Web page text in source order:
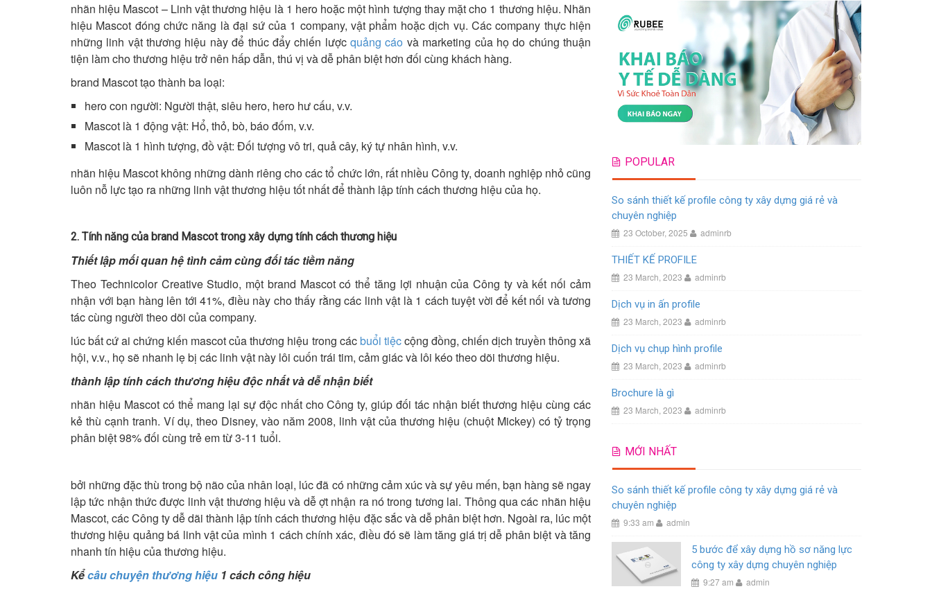
nhãn hiệu Mascot – Linh vật thương hiệu là 1 hero hoặc một hình tượng thay mặt cho 1 thương hiệu. Nhãn
hiệu Mascot đóng chức năng là đại sứ của 1 company, vật phẩm hoặc dịch vụ. Các company thực hiện
những linh vật thương hiệu này để thúc đẩy chiến lượcquảng cáo và marketing của họ do chúng thuận
tiện làm cho thương hiệu trở nên hấp dẫn, thú vị và dễ phân biệt hơn đối cùng khách hàng.
brand Mascot tạo thành ba loại:
hero con người: Người thật, siêu hero, hero hư cấu, v.v.
Mascot là 1 động vật: Hổ, thỏ, bò, báo đốm, v.v.
Mascot là 1 hình tượng, đồ vật: Đối tượng vô tri, quả cây, ký tự nhân hình, v.v.
nhãn hiệu Mascot không những dành riêng cho các tổ chức lớn, rất nhiều Công ty, doanh nghiệp nhỏ cũng
luôn nỗ lực tạo ra những linh vật thương hiệu tốt nhất để thành lập tính cách thương hiệu của họ.
2. Tính năng của brand Mascot trong xây dựng tính cách thương hiệu
Thiết lập mối quan hệ tình cảm cùng đối tác tiềm năng
Theo Technicolor Creative Studio, một brand Mascot có thể tăng lợi nhuận của Công ty và kết nối cảm
nhận với bạn hàng lên tới 41%, điều này cho thấy rằng các linh vật là 1 cách tuyệt vời để kết nối và tương
tác cùng người theo dõi của company.
lúc bất cứ ai chứng kiến mascot của thương hiệu trong cácbuổi tiệccộng đồng, chiến dịch truyền thông xã
hội, v.v., họ sẽ nhanh lẹ bị các linh vật này lôi cuốn trái tim, cảm giác và lôi kéo theo dõi thương hiệu.
thành lập tính cách thương hiệu độc nhất và dễ nhận biết
nhãn hiệu Mascot có thể mang lại sự độc nhất cho Công ty, giúp đối tác nhận biết thương hiệu cùng các
kẻ thù cạnh tranh. Ví dụ, theo Disney, vào năm 2008, linh vật của thương hiệu (chuột Mickey) có tỷ trọng
phân biệt 98% đối cùng trẻ em từ 3-11 tuổi.
bởi những đặc thù trong bộ não của nhân loại, lúc đã có những cảm xúc và sự yêu mến, bạn hàng sẽ ngay
lập tức nhận thức được linh vật thương hiệu và dễ ợt nhận ra nó trong tương lai. Thông qua các nhãn hiệu
Mascot, các Công ty dễ dãi thành lập tính cách thương hiệu đặc sắc và dễ phân biệt hơn. Ngoài ra, lúc một
thương hiệu quảng bá linh vật của mình 1 cách chính xác, điều đó sẽ làm tăng giá trị dễ phân biệt và tăng
nhanh tín hiệu của thương hiệu.
Kểcâu chuyện thương hiệu 1 cách công hiệu
POPULAR
So sánh thiết kế profile công ty xây dựng giá rẻ và
chuyên nghiệp
23 October, 2025 adminrb
THIẾT KẾ PROFILE
23 March, 2023 adminrb
Dịch vụ in ấn profile
23 March, 2023 adminrb
Dịch vụ chụp hình profile
23 March, 2023 adminrb
Brochure là gì
23 March, 2023 adminrb
MỚI NHẤT
So sánh thiết kế profile công ty xây dựng giá rẻ và
chuyên nghiệp
9:33 am admin
5 bước để xây dựng hồ sơ năng lực
công ty xây dựng chuyên nghiệp
9:27 am admin